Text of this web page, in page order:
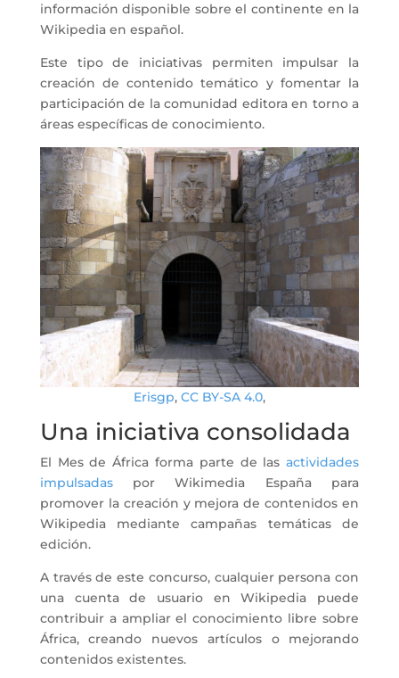
información disponible sobre el continente en la
Wikipedia en español.
Este tipo de iniciativas permiten impulsar la
creación de contenido temático y fomentar la
participación de la comunidad editora en torno a
áreas específicas de conocimiento.
Erisgp, CC BY-SA 4.0,
Una iniciativa consolidada
El Mes de África forma parte de lasactividades
impulsadaspor Wikimedia España para
promover la creación y mejora de contenidos en
Wikipedia mediante campañas temáticas de
edición.
A través de este concurso, cualquier persona con
una cuenta de usuario en Wikipedia puede
contribuir a ampliar el conocimiento libre sobre
África, creando nuevos artículos o mejorando
contenidos existentes.